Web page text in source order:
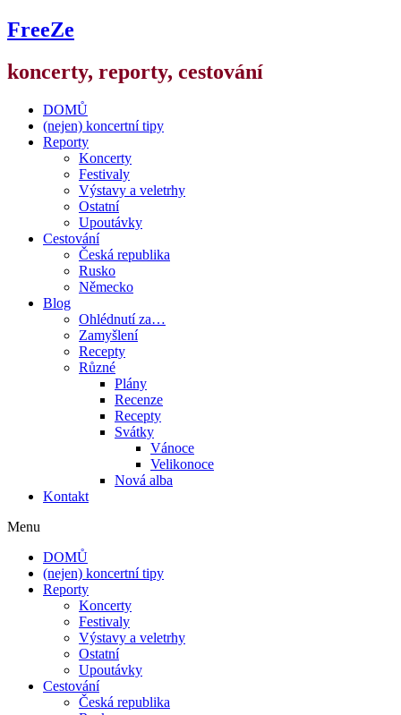
FreeZe
koncerty, reporty, cestování
DOMŮ
(nejen) koncertní tipy
Reporty
Koncerty
Festivaly
Výstavy a veletrhy
Ostatní
Upoutávky
Cestování
Česká republika
Rusko
Německo
Blog
Ohlédnutí za…
Zamyšlení
Recepty
Různé
Plány
Recenze
Recepty
Svátky
Vánoce
Velikonoce
Nová alba
Kontakt
Menu
DOMŮ
(nejen) koncertní tipy
Reporty
Koncerty
Festivaly
Výstavy a veletrhy
Ostatní
Upoutávky
Cestování
Česká republika